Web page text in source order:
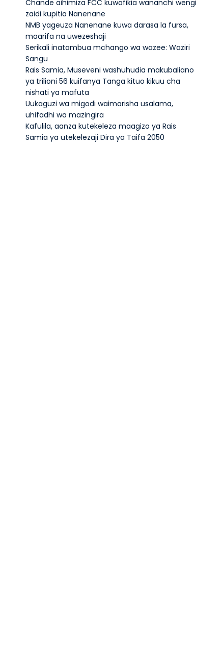
Chande aihimiza FCC kuwafikia wananchi wengi
zaidi kupitia Nanenane
NMB yageuza Nanenane kuwa darasa la fursa,
maarifa na uwezeshaji
Serikali inatambua mchango wa wazee: Waziri
Sangu
Rais Samia, Museveni washuhudia makubaliano
ya trilioni 56 kuifanya Tanga kituo kikuu cha
nishati ya mafuta
Uukaguzi wa migodi waimarisha usalama,
uhifadhi wa mazingira
Kafulila, aanza kutekeleza maagizo ya Rais
Samia ya utekelezaji Dira ya Taifa 2050